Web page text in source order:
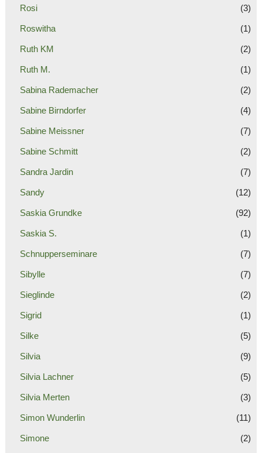
Rosi (3)
Roswitha (1)
Ruth KM (2)
Ruth M. (1)
Sabina Rademacher (2)
Sabine Birndorfer (4)
Sabine Meissner (7)
Sabine Schmitt (2)
Sandra Jardin (7)
Sandy (12)
Saskia Grundke (92)
Saskia S. (1)
Schnupperseminare (7)
Sibylle (7)
Sieglinde (2)
Sigrid (1)
Silke (5)
Silvia (9)
Silvia Lachner (5)
Silvia Merten (3)
Simon Wunderlin (11)
Simone (2)